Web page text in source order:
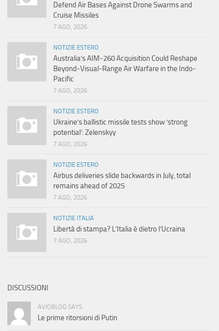
Defend Air Bases Against Drone Swarms and
Cruise Missiles
7 AGO, 2026
NOTIZIE ESTERO
Australia’s AIM-260 Acquisition Could Reshape
Beyond-Visual-Range Air Warfare in the Indo-
Pacific
7 AGO, 2026
NOTIZIE ESTERO
Ukraine’s ballistic missile tests show ‘strong
potential’: Zelenskyy
7 AGO, 2026
NOTIZIE ESTERO
Airbus deliveries slide backwards in July, total
remains ahead of 2025
7 AGO, 2026
NOTIZIE ITALIA
Libertà di stampa? L’Italia è dietro l’Ucraina
7 AGO, 2026
DISCUSSIONI
AVIOBLOG SAYS:
Le prime ritorsioni di Putin